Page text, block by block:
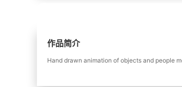
作品简介
Hand drawn animation of objects and people